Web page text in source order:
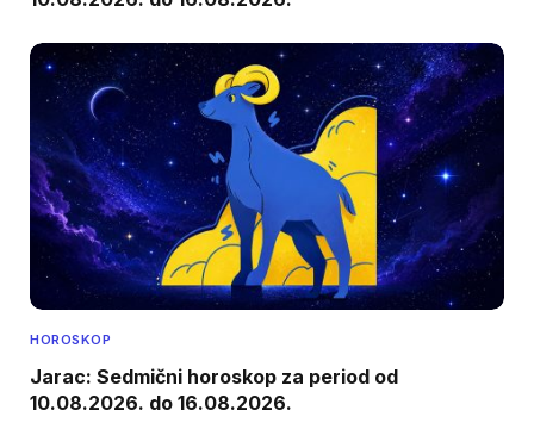
HOROSKOP
Jarac: Sedmični horoskop za period od
10.08.2026. do 16.08.2026.